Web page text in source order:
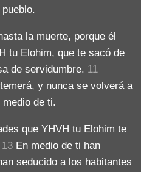
la muerte, porque él
tu Elohim, que te sacó de
de servidumbre. 11
y nunca se volverá a
medio de ti.
que YHVH tu Elohim te
13 En medio de ti han
seducido a los habitantes